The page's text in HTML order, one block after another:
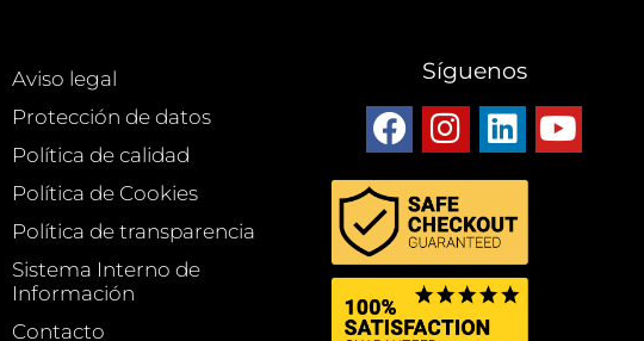
Aviso legal
Protección de datos
Política de calidad
Política de Cookies
Política de transparencia
Sistema Interno de
Información
Contacto
Síguenos